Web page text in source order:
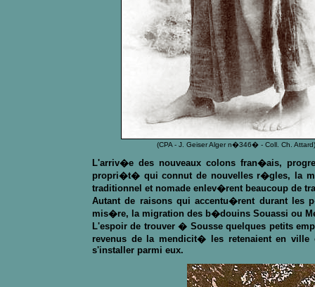
(CPA - J. Geiser Alger n�346� - Coll. Ch. Attard)
L'arriv�e des nouveaux colons fran�ais,
propri�t� qui connut de nouvelles r�gles, la
traditionnel et nomade enlev�rent beaucoup de
Autant de raisons qui accentu�rent durant les
mis�re, la migration des b�douins Souassi ou
L'espoir de trouver � Sousse quelques petits
revenus de la mendicit� les retenaient en
s'installer parmi eux.